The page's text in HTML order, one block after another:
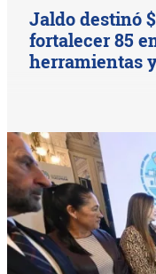
Jaldo destinó
fortalecer 85
herramientas